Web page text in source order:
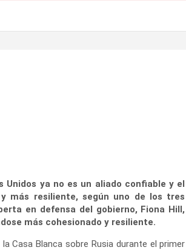
Unidos ya no es un aliado confiable y el
más resiliente, según uno de los tres
en defensa del gobierno, Fiona Hill,
más cohesionado y resiliente.
Casa Blanca sobre Rusia durante el primer